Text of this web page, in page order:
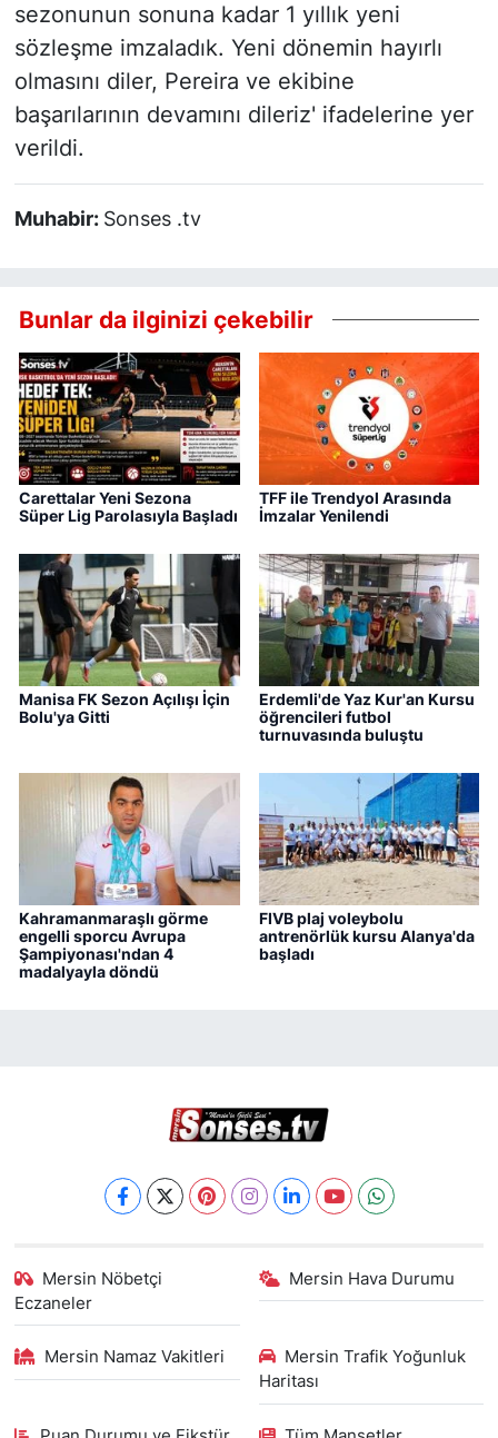
sezonunun sonuna kadar 1 yıllık yeni
sözleşme imzaladık. Yeni dönemin hayırlı
olmasını diler, Pereira ve ekibine
başarılarının devamını dileriz' ifadelerine yer
verildi.
Muhabir: Sonses .tv
Bunlar da ilginizi çekebilir
Carettalar Yeni Sezona
Süper Lig Parolasıyla Başladı
TFF ile Trendyol Arasında
İmzalar Yenilendi
Manisa FK Sezon Açılışı İçin
Bolu'ya Gitti
Erdemli'de Yaz Kur'an Kursu
öğrencileri futbol
turnuvasında buluştu
Kahramanmaraşlı görme
engelli sporcu Avrupa
Şampiyonası'ndan 4
madalyayla döndü
FIVB plaj voleybolu
antrenörlük kursu Alanya'da
başladı
Mersin Nöbetçi
Eczaneler
Mersin Hava Durumu
Mersin Namaz Vakitleri
Mersin Trafik Yoğunluk
Haritası